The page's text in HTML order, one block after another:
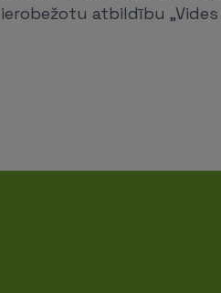
ierobežotu atbildību